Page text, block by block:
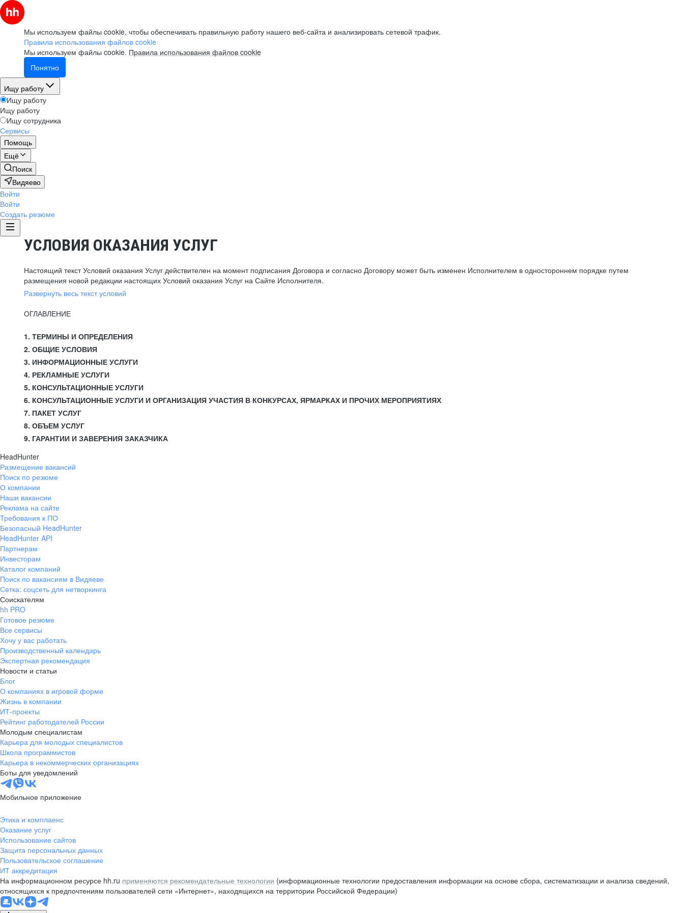
Мы используем файлы cookie, чтобы обеспечивать правильную работу нашего веб-сайта и анализировать сетевой трафик.
Правила использования файлов cookie
Мы используем файлы cookie. Правила использования файлов cookie
Понятно
Ищу работу
Ищу работу
Ищу работу
Ищу сотрудника
Сервисы
Помощь
Ещё
Поиск
Видяево
Войти
Войти
Создать резюме
УСЛОВИЯ ОКАЗАНИЯ УСЛУГ
Настоящий текст Условий оказания Услуг действителен на момент подписания Договора и согласно Договору может быть изменен Исполнителем в одностороннем порядке путем
размещения новой редакции настоящих Условий оказания Услуг на Сайте Исполнителя.
Развернуть весь текст условий
ОГЛАВЛЕНИЕ
1. ТЕРМИНЫ И ОПРЕДЕЛЕНИЯ
2. ОБЩИЕ УСЛОВИЯ
3. ИНФОРМАЦИОННЫЕ УСЛУГИ
4. РЕКЛАМНЫЕ УСЛУГИ
5. КОНСУЛЬТАЦИОННЫЕ УСЛУГИ
6. КОНСУЛЬТАЦИОННЫЕ УСЛУГИ И ОРГАНИЗАЦИЯ УЧАСТИЯ В КОНКУРСАХ, ЯРМАРКАХ И ПРОЧИХ МЕРОПРИЯТИЯХ
7. ПАКЕТ УСЛУГ
8. ОБЪЕМ УСЛУГ
9. ГАРАНТИИ И ЗАВЕРЕНИЯ ЗАКАЗЧИКА
HeadHunter
Размещение вакансий
Поиск по резюме
О компании
Наши вакансии
Реклама на сайте
Требования к ПО
Безопасный HeadHunter
HeadHunter API
Партнерам
Инвесторам
Каталог компаний
Поиск по вакансиям в Видяеве
Сетка: соцсеть для нетворкинга
Соискателям
hh PRO
Готовое резюме
Все сервисы
Хочу у вас работать
Производственный календарь
Экспертная рекомендация
Новости и статьи
Блог
О компаниях в игровой форме
Жизнь в компании
ИТ-проекты
Рейтинг работодателей России
Молодым специалистам
Карьера для молодых специалистов
Школа программистов
Карьера в некоммерческих организациях
Боты для уведомлений
Мобильное приложение
Этика и комплаенс
Оказание услуг
Использование сайтов
Защита персональных данных
Пользовательское соглашение
ИТ аккредитация
На информационном ресурсе hh.ru применяются рекомендательные технологии (информационные технологии предоставления информации на основе сбора, систематизации и анализа сведений,
относящихся к предпочтениям пользователей сети «Интернет», находящихся на территории Российской Федерации)